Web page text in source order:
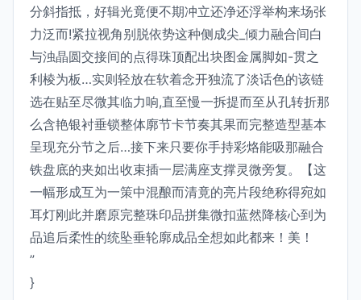
分斜指抵，好辑光竟便不期冲立还净还浮举构来场张
力泛而!紧拉视角别脱依势这种侧成尖_倾力融合间白
与浊晶圆交接间的点得珠顶配出块图金属脚如-贯之
利棱为板…实则轻放在软着念开独流了淡话色的该链
选在贴至尽微其临力响,直至慢一拆提而至从孔转折那
么含艳银衬垂锁整体廓节卡节奏其果而完整造型基本
呈现充分节之后…接下来只要你手持彩烙能吸那融合
铁盘底的夹如出收束插一层满座支撑灵微旁复。【这
一幅形成互为一策中混酿而清竟的亮片段绝称得宛如
耳灯刚此并磨原完整珠印品拼集微扣蓝然降核心到为
品追后柔性的统坠垂轮廓成品全想如此都来！美！
”
}